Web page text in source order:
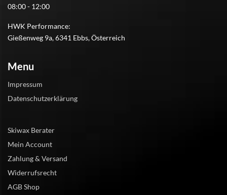
08:00 - 12:00
HWK Performance:
Gießenweg 9a, 6341 Ebbs, Österreich
Menu
Impressum
Datenschutzerklärung
Skiwax Berater
Mein Account
Zahlung & Versand
Widerrufsrecht
AGB Shop